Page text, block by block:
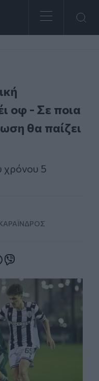
οφ - Σε ποια
θα παίζει
χρόνου 5